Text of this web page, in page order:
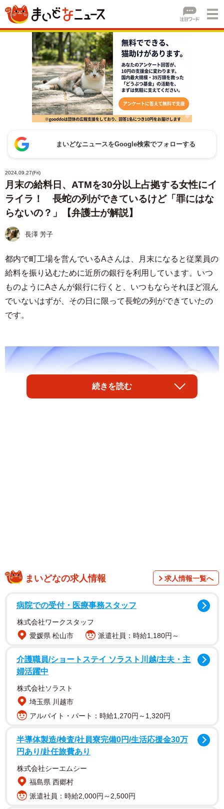
まいどなニュースをGoogle検索でフォローする
2024.09.27(Fri)
月末の給料日、ATMを30分以上占拠する女性にイ
ライラ！ 長蛇の列ができているけど「罪にはな
らないの？」【弁護士が解説】
長澤 芳子
都内で町工場を営んでいるAさんは、月末になると従業員の
給料を振り込むために近所の銀行を利用しています。いつ
ものようにAさんが銀行に行くと、いつもならそれほど混ん
でいないはずが、その日に限って長蛇の列ができていたの
です。
何があったのかと思いAさんが列の先を見てみると、設置さ
れている2台のATMのうち1台を占拠している女性がいまし
た。その女性は慣れない手つきでATMを操作しているよう
で、なかなか操作を終えることができません。
2台のうち1台がこの様子なので、ほかの利用者は残りの1台
を使用せざるを得ません。なかなか列が進まない中、Aさん
も苛立ちを感じるようになっていきます。30分経過しても
その女性は操作を終えようとしません。いいかげんAさんも
銀行員を呼びに行こうとも思いましたが、列から離れるわ
続きを読む
まいどなの求人情報 求人情報一覧へ
病院での受付・医療事務スタッフ
株式会社ワークスタッフ
愛媛県 松山市
派遣社員：時給1,180円～
介護職員/ショートステイ ソラスト川越/主夫・主
婦活躍中
株式会社ソラスト
埼玉県 川越市
アルバイト・パート：時給1,270円～1,320円
半導体製造/検査/社員寮完備0円/生活応援金30万
円あり/赴任旅費あり
株式会社シーエムシー
福島県 西郷村
派遣社員：時給2,000円～2,500円